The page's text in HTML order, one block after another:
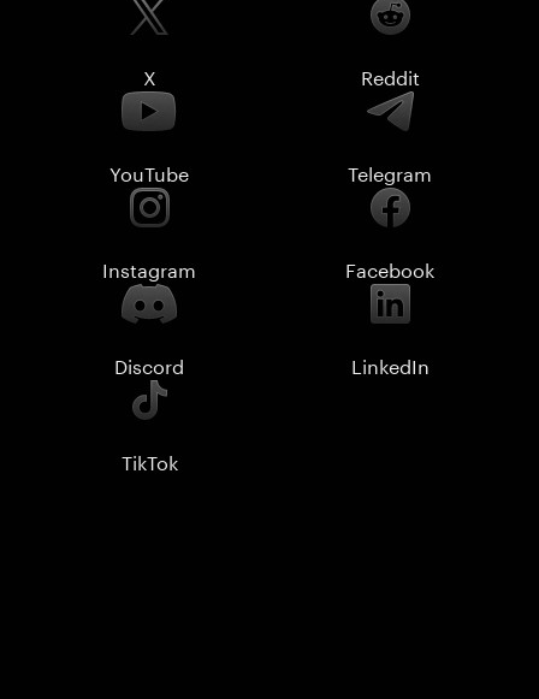
X Reddit
YouTube Telegram
Instagram Facebook
Discord LinkedIn
TikTok